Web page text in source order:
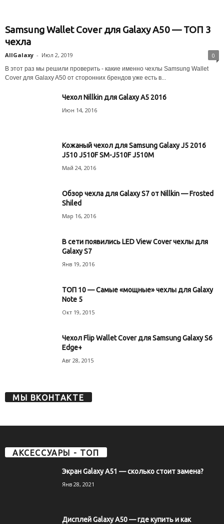
Samsung Wallet Cover для Galaxy A50 — ТОП 3
чехла
AllGalaxy - Июл 2, 2019 0
В этот раз мы решили проверить - какие именно чехлы Samsung Wallet
Cover для Galaxy A50 от сторонних брендов уже есть в...
Чехол Nillkin для Galaxy A5 2016
Июн 14, 2016
Кожаный чехол для Samsung Galaxy J5 2016
J510 J510F SM-J510F J510M
Май 24, 2016
Обзор чехла для Galaxy S7 от Nillkin — Frosted
Shiled
Мар 16, 2016
В сети появились LED View Cover чехлы для
Galaxy S7
Янв 19, 2016
ТОП 10 — Самые «мощные» чехлы для Galaxy
Note 5
Окт 19, 2015
Чехол Flip Wallet Cover для Samsung Galaxy S6
Edge+
Авг 28, 2015
МЫ ВКОНТАКТЕ
АКСЕССУАРЫ - ТОП
Экран Galaxy A51 — сколько стоит замена?
Янв 28, 2021
Дисплей Galaxy A50 — где купить и как